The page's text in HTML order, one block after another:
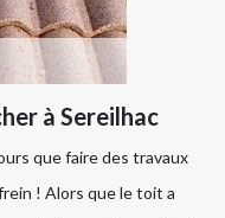
à Sereilhac
que faire des travaux
! Alors que le toit a